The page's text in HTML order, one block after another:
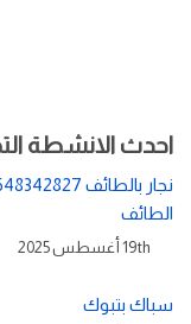
احدث الانشطة
الطائف
19th أغسطس 2025
سباك بتبوك